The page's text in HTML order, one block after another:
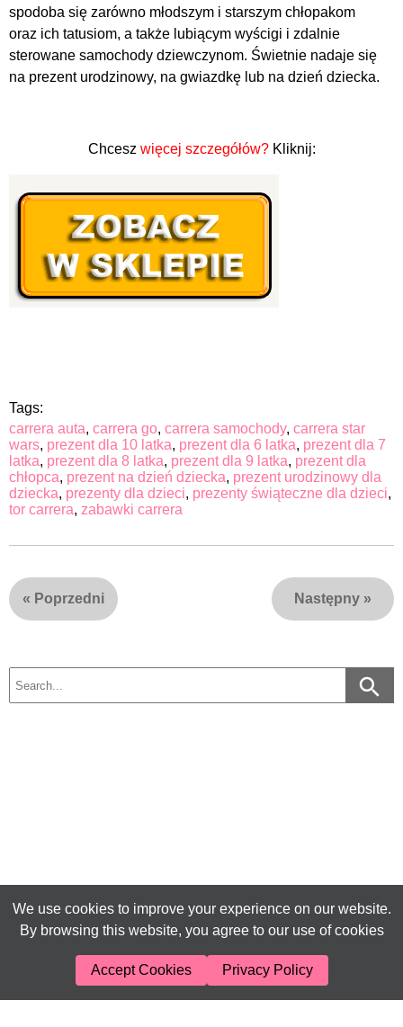
spodoba się zarówno młodszym i starszym chłopakom
oraz ich tatusiom, a także lubiącym wyścigi i zdalnie
sterowane samochody dziewczynom. Świetnie nadaje się
na prezent urodzinowy, na gwiazdkę lub na dzień dziecka.
Chcesz więcej szczegółów?Kliknij:
Tags:
carrera auta, carrera go, carrera samochody, carrera star
wars, prezent dla 10 latka, prezent dla 6 latka, prezent dla 7
latka, prezent dla 8 latka, prezent dla 9 latka, prezent dla
chłopca, prezent na dzień dziecka, prezent urodzinowy dla
dziecka, prezenty dla dzieci, prezenty świąteczne dla dzieci,
tor carrera, zabawki carrera
« Poprzedni Następny »
We use cookies to improve your experience on our website.
By browsing this website, you agree to our use of cookies
Accept Cookies Privacy Policy